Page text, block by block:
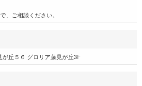
、ご相談ください。
丘５６ グロリア藤見が丘3F